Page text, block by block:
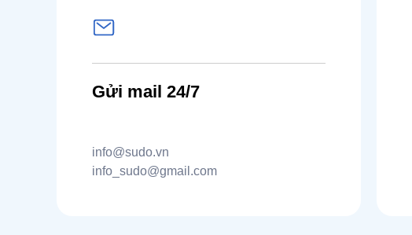
Gửi mail 24/7
info@sudo.vn
info_sudo@gmail.com